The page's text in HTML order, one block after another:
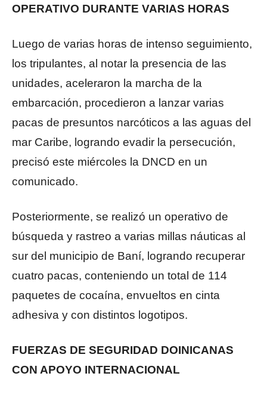
OPERATIVO DURANTE VARIAS HORAS
Luego de varias horas de intenso seguimiento,
los tripulantes, al notar la presencia de las
unidades, aceleraron la marcha de la
embarcación, procedieron a lanzar varias
pacas de presuntos narcóticos a las aguas del
mar Caribe, logrando evadir la persecución,
precisó este miércoles la DNCD en un
comunicado.
Posteriormente, se realizó un operativo de
búsqueda y rastreo a varias millas náuticas al
sur del municipio de Baní, logrando recuperar
cuatro pacas, conteniendo un total de 114
paquetes de cocaína, envueltos en cinta
adhesiva y con distintos logotipos.
FUERZAS DE SEGURIDAD DOINICANAS
CON APOYO INTERNACIONAL